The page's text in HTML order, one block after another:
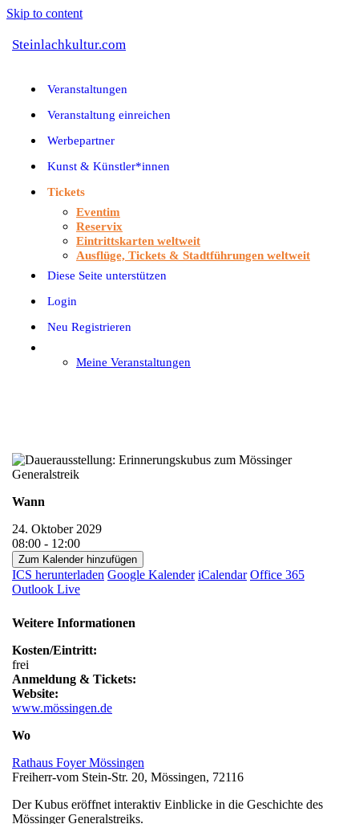
Skip to content
Steinlachkultur.com
Veranstaltungen
Veranstaltung einreichen
Werbepartner
Kunst & Künstler*innen
Tickets
Eventim
Reservix
Eintrittskarten weltweit
Ausflüge, Tickets & Stadtführungen weltweit
Diese Seite unterstützen
Login
Neu Registrieren
Meine Veranstaltungen
Wann
24. Oktober 2029
08:00 - 12:00
Zum Kalender hinzufügen
ICS herunterladen Google Kalender iCalendar Office 365
Outlook Live
Weitere Informationen
Kosten/Eintritt:
frei
Anmeldung & Tickets:
Website:
www.mössingen.de
Wo
Rathaus Foyer Mössingen
Freiherr-vom Stein-Str. 20, Mössingen, 72116
Der Kubus eröffnet interaktiv Einblicke in die Geschichte des
Mössinger Generalstreiks.